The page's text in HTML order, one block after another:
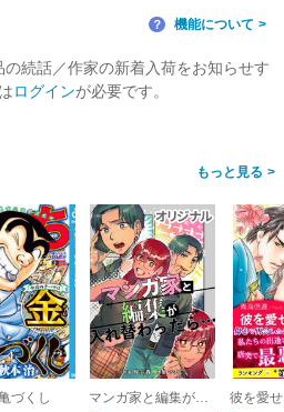
？ 機能について
続話／作家の新着入荷をお知らせす
ログインが必要です。
>
づくし マンガ家と編集が入れ替わったら…